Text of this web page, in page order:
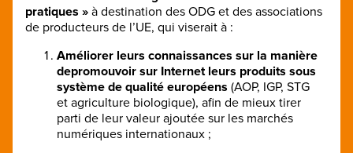
pratiques » à destination des ODG et des associations
de producteurs de l’UE, qui viserait à :
Améliorer leurs connaissances sur la manière
depromouvoir sur Internet leurs produits sous
système de qualité européens (AOP, IGP, STG
et agriculture biologique), afin de mieux tirer
parti de leur valeur ajoutée sur les marchés
numériques internationaux ;